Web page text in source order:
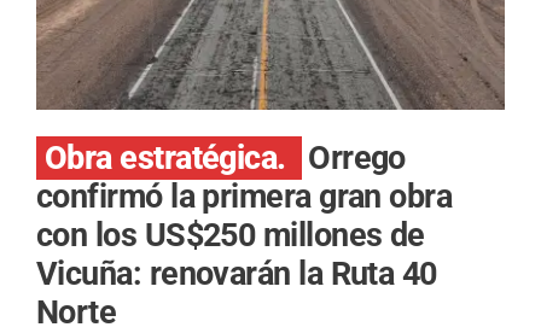
Obra estratégica.
Orrego
confirmó la primera gran obra
con los US$250 millones de
Vicuña: renovarán la Ruta 40
Norte